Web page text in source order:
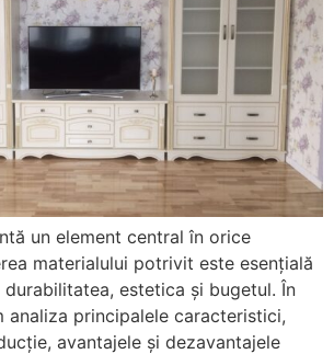
un element central în orice
materialului potrivit este esențială
estetica și bugetul. În
analiza principalele caracteristici,
avantajele și dezavantajele